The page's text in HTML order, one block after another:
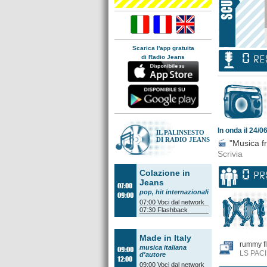
Scarica l'app gratuita
di Radio Jeans
IL PALINSESTO
DI RADIO JEANS
07:00
09:00
Colazione in
Jeans
pop, hit internazionali
07:00 Voci dal network
07:30 Flashback
09:00
12:00
Made in Italy
musica italiana
d'autore
09:00 Voci dal network
0
In onda il 24/
"Musica
Scrivia
0
rummy
LS